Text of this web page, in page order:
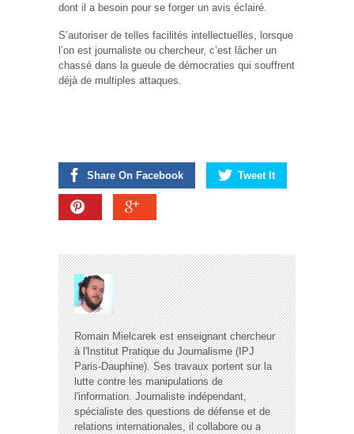
dont il a besoin pour se forger un avis éclairé.
S’autoriser de telles facilités intellectuelles, lorsque
l’on est journaliste ou chercheur, c’est lâcher un
chassé dans la gueule de démocraties qui souffrent
déjà de multiples attaques.
Share On Facebook Tweet It
Romain Mielcarek est enseignant chercheur
à l'Institut Pratique du Journalisme (IPJ
Paris-Dauphine). Ses travaux portent sur la
lutte contre les manipulations de
l'information. Journaliste indépendant,
spécialiste des questions de défense et de
relations internationales, il collabore ou a